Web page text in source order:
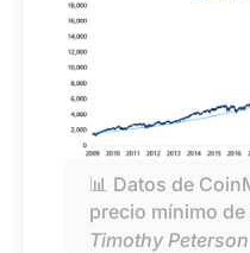
📊 Datos de
precio mínimo
Timothy Peterson